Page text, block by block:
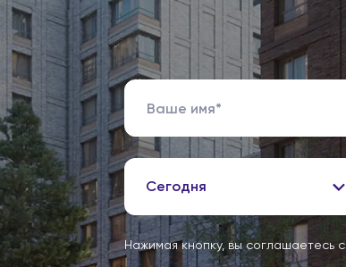
Сегодня
Нажимая кнопку, вы соглашаетесь с